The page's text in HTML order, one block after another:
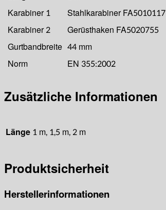
Karabiner 1
Stahlkarabiner FA5010117
Karabiner 2
Gerüsthaken FA5020755
Gurtbandbreite 44 mm
Norm
EN 355:2002
Zusätzliche Informationen
Länge1 m, 1,5 m, 2 m
Produktsicherheit
Herstellerinformationen